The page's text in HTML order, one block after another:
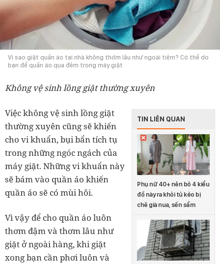
Vì sao giặt quần áo tại nhà không thơm lâu như ngoài tiệm? Có thể do
bạn để quần áo qua đêm trong máy giặt
Không vệ sinh lồng giặt thường xuyên
TIN LIÊN QUAN
Phụ nữ 40+ nên bỏ 4 kiểu
đồ này ra khỏi tủ kẻo bị
chê già nua, sến sẩm
Việc không vệ sinh lồng giặt
thường xuyên cũng sẽ khiến
cho vi khuẩn, bụi bẩn tích tụ
trong những ngóc ngách của
máy giặt. Những vi khuẩn này
sẽ bám vào quần áo khiến
quần áo sẽ có mùi hôi.
Vì vậy để cho quần áo luôn
thơm đậm và thơm lâu như
giặt ở ngoài hàng, khi giặt
xong bạn cần phơi luôn và